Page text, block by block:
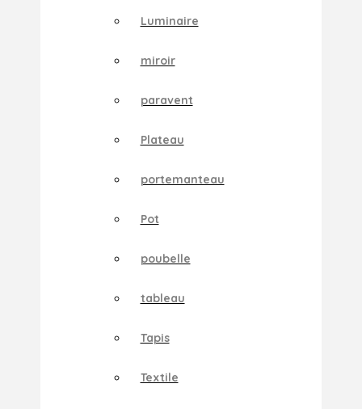
Luminaire
miroir
paravent
Plateau
portemanteau
Pot
poubelle
tableau
Tapis
Textile